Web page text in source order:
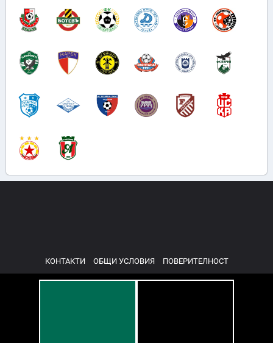
КОНТАКТИ ОБЩИ УСЛОВИЯ ПОВЕРИТЕЛНОСТ